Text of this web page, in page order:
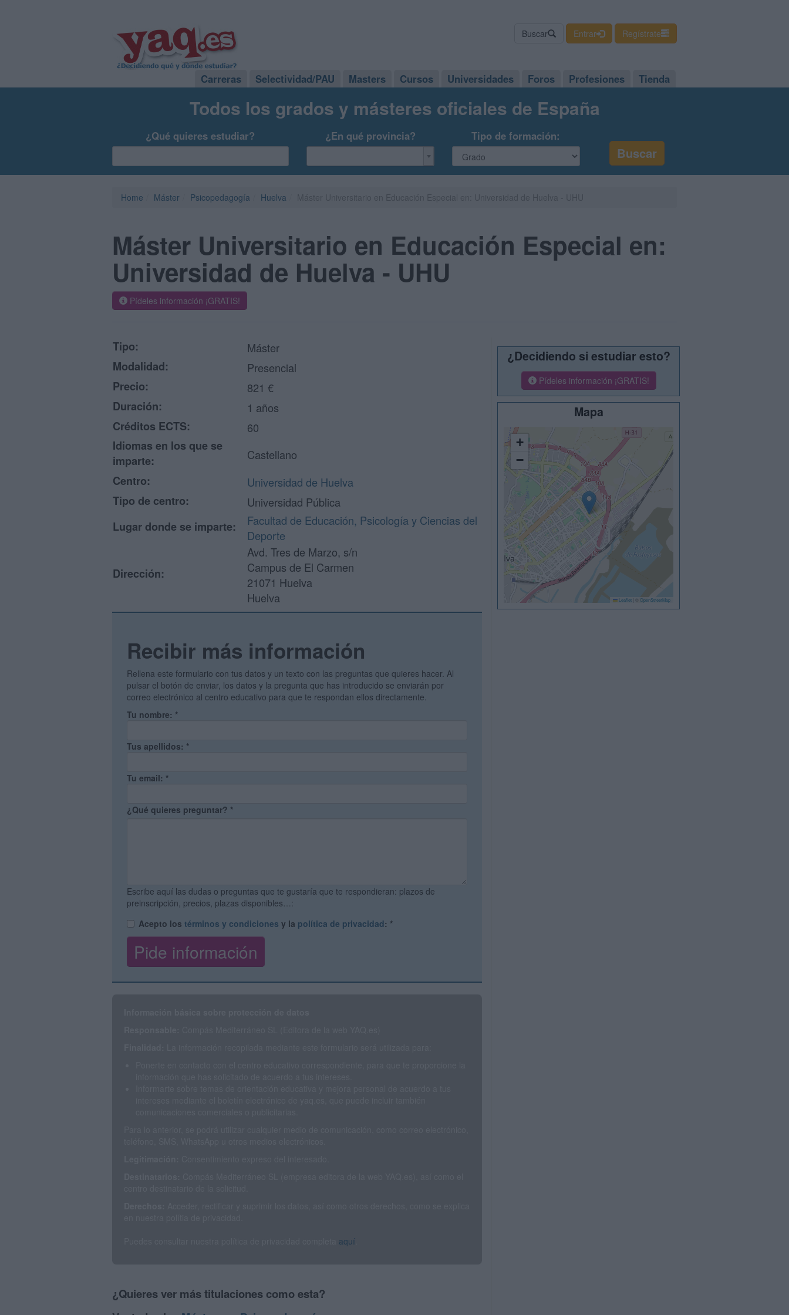
Buscar Entrar Regístrate
Carreras Selectividad/PAU Masters Cursos Universidades Foros Profesiones Tienda
Todos los grados y másteres oficiales de España
¿Qué quieres estudiar? ¿En qué provincia? Tipo de formación:
Home Máster Psicopedagogía Huelva
Máster Universitario en Educación Especial en:
Universidad de Huelva - UHU
Pídeles información ¡GRATIS!
Tipo:
Máster
Modalidad:
Presencial
Precio:
821 €
Duración:
1 años
Créditos ECTS:
60
Idiomas en los que se
imparte:
Castellano
Centro:
Universidad de Huelva
Tipo de centro:
Universidad Pública
Lugar donde se imparte:
Facultad de Educación, Psicología y Ciencias del
Deporte
Dirección:
Avd. Tres de Marzo, s/n
Campus de El Carmen
21071 Huelva
Huelva
Recibir más información
Rellena este formulario con tus datos y un texto con las preguntas que quieres hacer. Al
pulsar el botón de enviar, los datos y la pregunta que has introducido se enviarán por
correo electrónico al centro educativo para que te respondan ellos directamente.
Tu nombre: *
Tus apellidos: *
Tu email: *
¿Qué quieres preguntar? *
Escribe aquí las dudas o preguntas que te gustaría que te respondieran: plazos de
preinscripción, precios, plazas disponibles…:
Acepto los términos y condiciones y la política de privacidad: *
aquí
¿Quieres ver más titulaciones como esta?
¿Decidiendo si estudiar esto?
Pídeles información ¡GRATIS!
Mapa
+
−
Leaflet © OpenStreetMap